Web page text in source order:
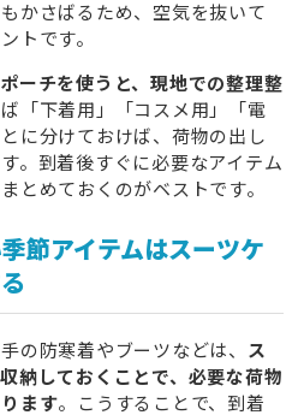
かさばるため、空気を抜いて
トです。
ーチを使うと、現地での整理整
「下着用」「コスメ用」「電
に分けておけば、荷物の出し
。到着後すぐに必要なアイテム
とめておくのがベストです。
節アイテムはスーツケ
の防寒着やブーツなどは、 ス
納しておくことで、必要な荷物
ます。こうすることで、到着